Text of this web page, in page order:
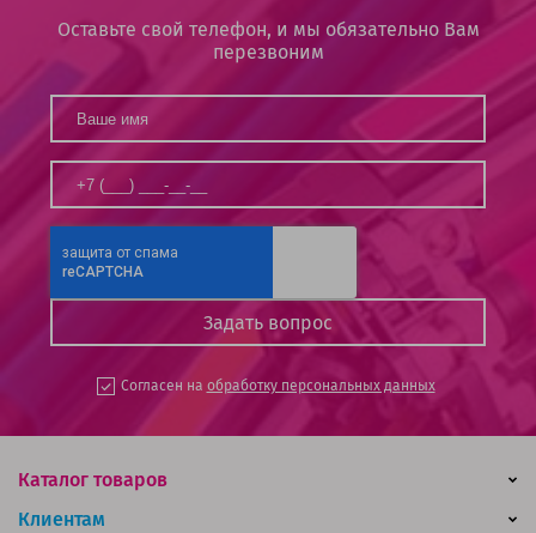
Оставьте свой телефон, и мы обязательно Вам
перезвоним
Согласен на обработку персональных данных
Каталог товаров
Клиентам